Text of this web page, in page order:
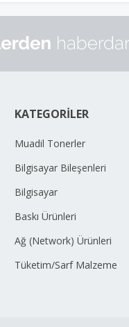
KATEGORİLER
Muadil Tonerler
Bilgisayar Bileşenleri
Bilgisayar
Baskı Ürünleri
Ağ (Network) Ürünleri
Tüketim/Sarf Malzeme